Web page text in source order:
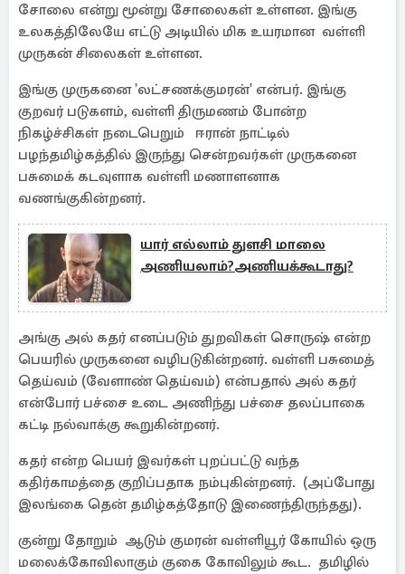
சோலை என்று மூன்று சோலைகள் உள்ளன. இங்கு
உலகத்திலேயே எட்டு அடியில் மிக உயரமான வள்ளி
முருகன் சிலைகள் உள்ளன.
இங்கு முருகனை 'லட்சணக்குமரன்' என்பர். இங்கு
குறவர் படுகளம், வள்ளி திருமணம் போன்ற
நிகழ்ச்சிகள் நடைபெறும் ஈரான் நாட்டில்
பழந்தமிழ்கத்தில் இருந்து சென்றவர்கள் முருகனை
பசுமைக் கடவுளாக வள்ளி மணாளனாக
வணங்குகின்றனர்.
யார் எல்லாம் துளசி மாலை
அணியலாம்?அணியக்கூடாது?
அங்கு அல் கதர் எனப்படும் துறவிகள் சொருஷ் என்ற
பெயரில் முருகனை வழிபடுகின்றனர். வள்ளி பசுமைத்
தெய்வம் (வேளாண் தெய்வம்) என்பதால் அல் கதர்
என்போர் பச்சை உடை அணிந்து பச்சை தலப்பாகை
கட்டி நல்வாக்கு கூறுகின்றனர்.
கதர் என்ற பெயர் இவர்கள் புறப்பட்டு வந்த
கதிர்காமத்தை குறிப்பதாக நம்புகின்றனர். (அப்போது
இலங்கை தென் தமிழ்கத்தோடு இணைந்திருந்தது).
குன்று தோறும் ஆடும் குமரன் வள்ளியூர் கோயில் ஒரு
மலைக்கோவிலாகும் குகை கோவிலும் கூட. தமிழில்